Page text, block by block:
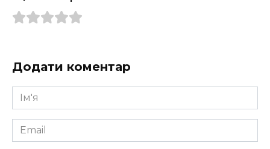
Додати коментар
Ім'я
*
Email
*